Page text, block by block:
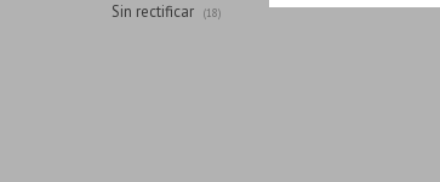
Sin rectificar (18)